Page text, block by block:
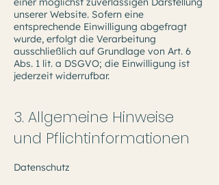
unserer Website. Sofern eine
entsprechende Einwilligung abgefragt
wurde, erfolgt die Verarbeitung
ausschließlich auf Grundlage von Art. 6
Abs. 1 lit. a DSGVO; die Einwilligung ist
jederzeit widerrufbar.
3. Allgemeine Hinweise
und Pflichtinformationen
Datenschutz